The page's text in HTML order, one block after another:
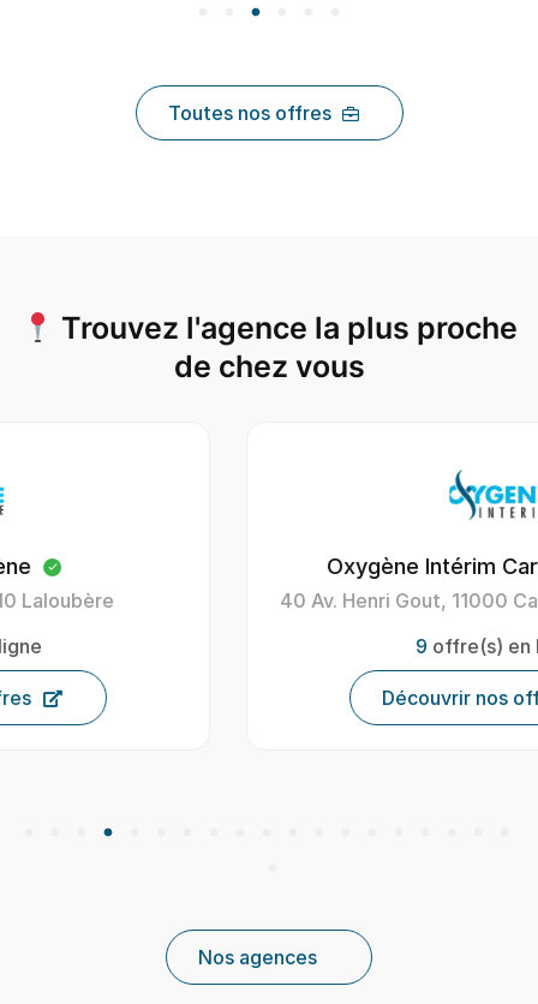
Toutes nos offres
Trouvez l'agence la plus proche
de chez vous
Oxygène Intérim Carcassonne
40 Av. Henri Gout, 11000 Carcassonne, France
Nos agences